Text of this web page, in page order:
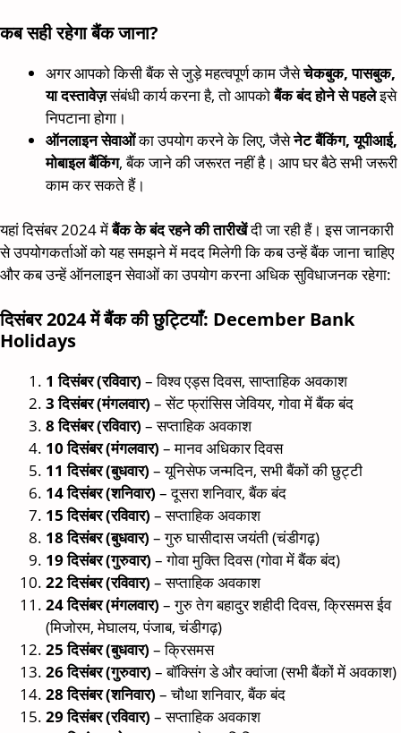
कब सही रहेगा बैंक जाना?
अगर आपको किसी बैंक से जुड़े महत्वपूर्ण काम जैसेचेकबुक, पासबुक,
या दस्तावेज़संबंधी कार्य करना है, तो आपकोबैंक बंद होने से पहलेइसे
निपटाना होगा।
ऑनलाइन सेवाओंका उपयोग करने के लिए, जैसेनेट बैंकिंग, यूपीआई,
मोबाइल बैंकिंग, बैंक जाने की जरूरत नहीं है। आप घर बैठे सभी जरूरी
काम कर सकते हैं।
यहां दिसंबर 2024 मेंबैंक के बंद रहने की तारीखेंदी जा रही हैं। इस जानकारी
से उपयोगकर्ताओं को यह समझने में मदद मिलेगी कि कब उन्हें बैंक जाना चाहिए
और कब उन्हें ऑनलाइन सेवाओं का उपयोग करना अधिक सुविधाजनक रहेगा:
दिसंबर 2024 में बैंक की छुट्टियाँ: December Bank
Holidays
1 दिसंबर (रविवार) – विश्व एड्स दिवस, साप्ताहिक अवकाश
3 दिसंबर (मंगलवार) – सेंट फ्रांसिस जेवियर, गोवा में बैंक बंद
8 दिसंबर (रविवार) – सप्ताहिक अवकाश
10 दिसंबर (मंगलवार) – मानव अधिकार दिवस
11 दिसंबर (बुधवार) – यूनिसेफ जन्मदिन, सभी बैंकों की छुट्टी
14 दिसंबर (शनिवार) – दूसरा शनिवार, बैंक बंद
15 दिसंबर (रविवार) – सप्ताहिक अवकाश
18 दिसंबर (बुधवार) – गुरु घासीदास जयंती (चंडीगढ़)
19 दिसंबर (गुरुवार) – गोवा मुक्ति दिवस (गोवा में बैंक बंद)
22 दिसंबर (रविवार) – सप्ताहिक अवकाश
24 दिसंबर (मंगलवार) – गुरु तेग बहादुर शहीदी दिवस, क्रिसमस ईव
(मिजोरम, मेघालय, पंजाब, चंडीगढ़)
25 दिसंबर (बुधवार) – क्रिसमस
26 दिसंबर (गुरुवार) – बॉक्सिंग डे और क्वांजा (सभी बैंकों में अवकाश)
28 दिसंबर (शनिवार) – चौथा शनिवार, बैंक बंद
29 दिसंबर (रविवार) – सप्ताहिक अवकाश